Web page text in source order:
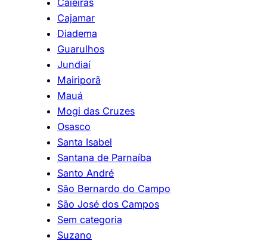
Caieiras
Cajamar
Diadema
Guarulhos
Jundiaí
Mairiporã
Mauá
Mogi das Cruzes
Osasco
Santa Isabel
Santana de Parnaíba
Santo André
São Bernardo do Campo
São José dos Campos
Sem categoria
Suzano